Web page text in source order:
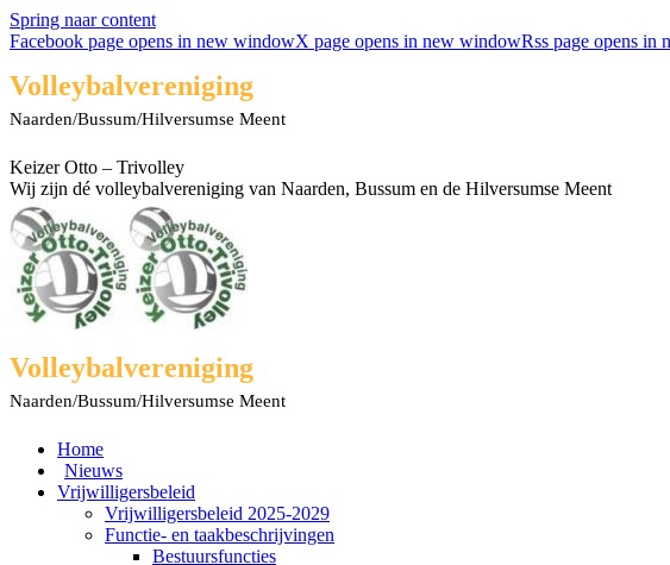
Spring naar content
Facebook page opens in new windowX page opens in new windowRss page opens in
Volleybalvereniging
Naarden/Bussum/Hilversumse Meent
Keizer Otto – Trivolley
Wij zijn dé volleybalvereniging van Naarden, Bussum en de Hilversumse Meent
Volleybalvereniging
Naarden/Bussum/Hilversumse Meent
Home
Nieuws
Vrijwilligersbeleid
Vrijwilligersbeleid 2025-2029
Functie- en taakbeschrijvingen
Bestuursfuncties